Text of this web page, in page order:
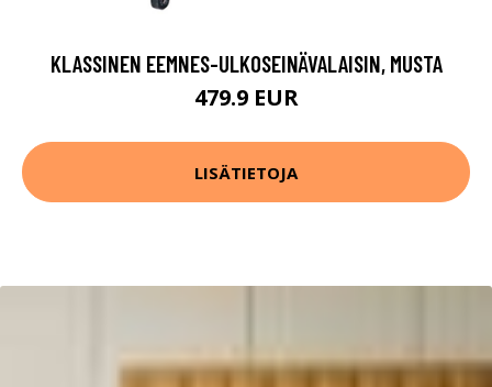
KLASSINEN EEMNES-ULKOSEINÄVALAISIN, MUSTA
479.9 EUR
LISÄTIETOJA